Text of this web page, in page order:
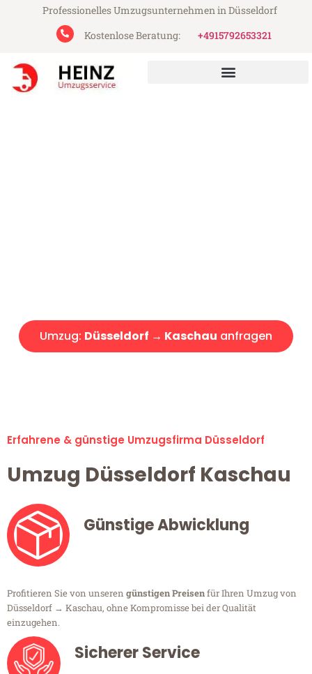
Professionelles Umzugsunternehmen in Düsseldorf
Kostenlose Beratung:
+4915792653321
Umzug: Düsseldorf → Kaschau anfragen
Erfahrene & günstige Umzugsfirma Düsseldorf
Umzug Düsseldorf Kaschau
Günstige Abwicklung
Profitieren Sie von unseren günstigen Preisenfür Ihren Umzug von
Düsseldorf → Kaschau, ohne Kompromisse bei der Qualität
einzugehen.
Sicherer Service